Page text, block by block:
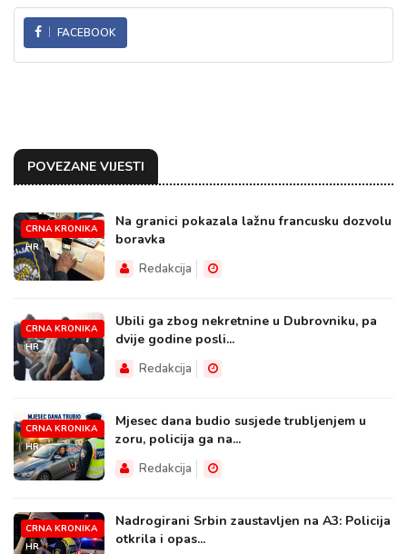
FACEBOOK
POVEZANE VIJESTI
CRNA KRONIKA
HR
Na granici pokazala lažnu francusku dozvolu
boravka
Redakcija
CRNA KRONIKA
HR
Ubili ga zbog nekretnine u Dubrovniku, pa
dvije godine posli...
Redakcija
CRNA KRONIKA
HR
Mjesec dana budio susjede trubljenjem u
zoru, policija ga na...
Redakcija
CRNA KRONIKA
HR
Nadrogirani Srbin zaustavljen na A3: Policija
otkrila i opas...